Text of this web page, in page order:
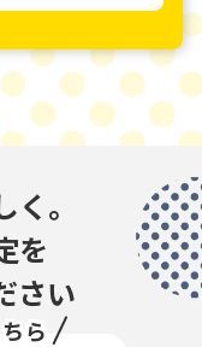
。
を
さい
ら